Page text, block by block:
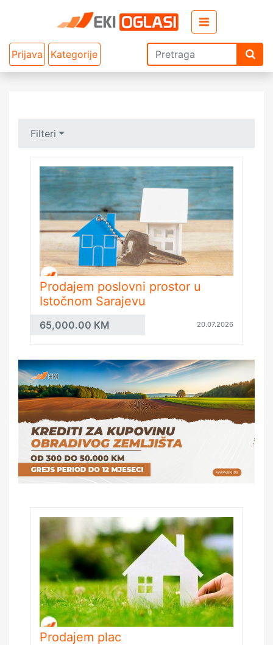
Prijava Kategorije
Filteri
Prodajem poslovni prostor u
Istočnom Sarajevu
65,000.00 KM 20.07.2026
Prodajem plac